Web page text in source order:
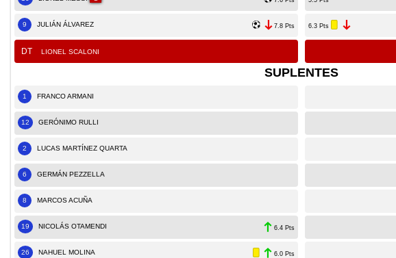
9 JULIÁN ÁLVAREZ 7.8 Pts
DT LIONEL SCALONI
6.3 Pts
SUPLENTES
1 FRANCO ARMANI
12 GERÓNIMO RULLI
2 LUCAS MARTÍNEZ QUARTA
6 GERMÁN PEZZELLA
8 MARCOS ACUÑA
19 NICOLÁS OTAMENDI 6.4 Pts
26 NAHUEL MOLINA 6.0 Pts